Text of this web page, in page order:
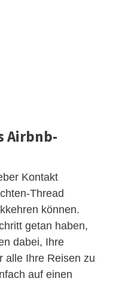
Airbnb-
Kontakt
Thread
können.
getan haben,
dabei, Ihre
alle Ihre Reisen zu
auf einen